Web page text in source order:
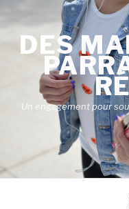
contenuDES
Un engagement pour